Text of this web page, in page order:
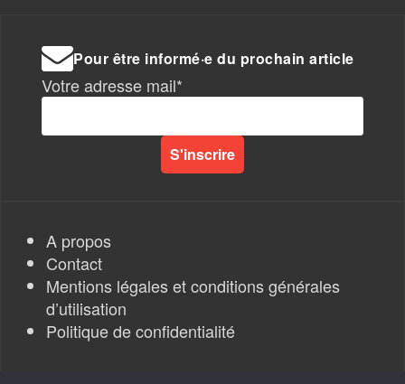
Pour être informé·e du prochain article
Votre adresse mail*
A propos
Contact
Mentions légales et conditions générales
d’utilisation
Politique de confidentialité